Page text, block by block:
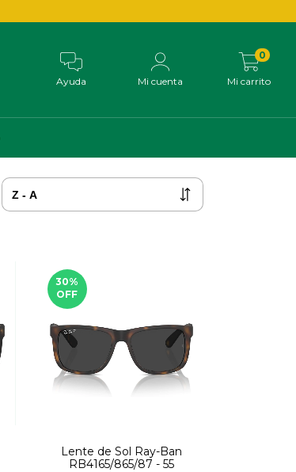
Ayuda Mi cuenta Mi carrito
0
30%
OFF
Lente de Sol Ray-Ban
RB4165/865/87 - 55